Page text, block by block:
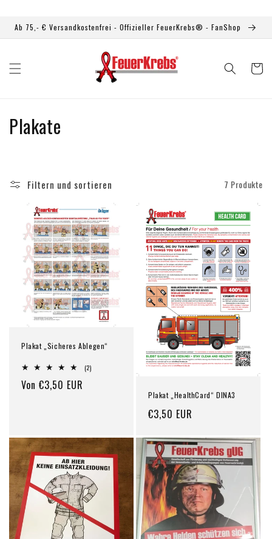
Inhalt
Ab 75,- € Versandkostenfrei - Offizieller FeuerKrebs® - FanShop
K
e
Plakate
Filtern und sortieren 7 Produkte
Plakat „Sicheres Ablegen“
(2)2
Normaler
Von €3,50 EUR
Plakat „HealthCard“ DINA3
Normaler
€3,50 EUR